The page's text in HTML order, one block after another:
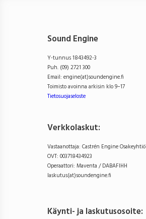
Sound Engine
Y-tunnus 1843492-3
Puh. (09) 2721 300
Email: engine(at)soundengine.fi
Toimisto avoinna arkisin klo 9–17
Tietosuojaseloste
Verkkolaskut:
Vastaanottaja: Castrén Engine Osakeyhtiö
OVT: 003718434923
Operaattori: Maventa / DABAFIHH
laskutus(at)soundengine.fi
Käynti- ja laskutusosoite: